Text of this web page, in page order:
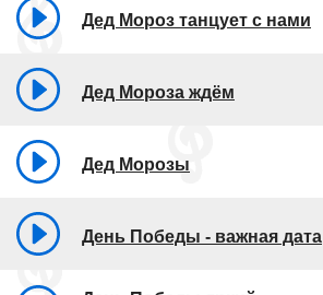
Дед Мороз танцует с нами
Дед Мороза ждём
Дед Морозы
День Победы - важная дата